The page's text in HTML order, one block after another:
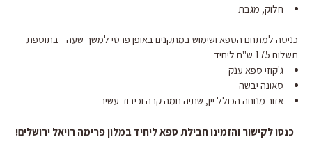
חלוק, מגבת
כניסה למתחם הספא ושימוש במתקנים באופן פרטי למשך שעה - בתוספת
תשלום 175 ש"ח ליחיד
ג'קוזי ספא ענק
סאונה יבשה
אזור מנוחה הכולל יין, שתיה חמה קרה וכיבוד עשיר
כנסו לקישור והזמינו חבילת ספא ליחיד במלון פרימה רויאל ירושלים!